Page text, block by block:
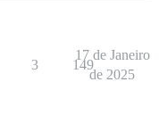
3 149
17 de Janeiro
de 2025